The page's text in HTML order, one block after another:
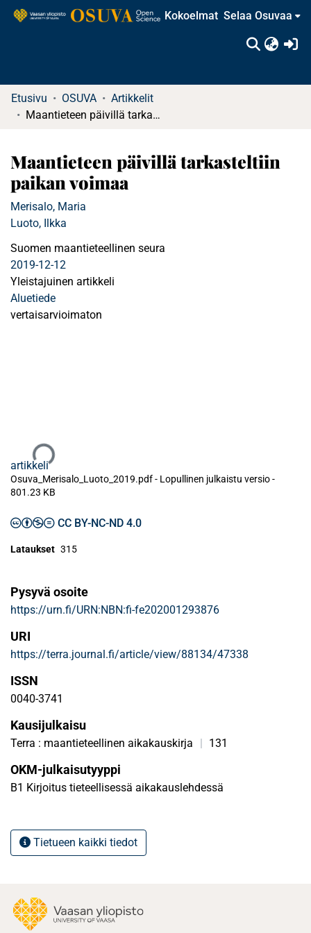
Kokoelmat Selaa Osuvaa
Etusivu OSUVA
Artikkelit
Maantieteen päivillä tarkasteltiin paikan voimaa
Maantieteen päivillä tarkasteltiin
paikan voimaa
Merisalo, Maria
Luoto, Ilkka
Suomen maantieteellinen seura
2019-12-12
Yleistajuinen artikkeli
Aluetiede
vertaisarvioimaton
artikkeli
Osuva_Merisalo_Luoto_2019.pdf - Lopullinen julkaistu versio-
801.23 KB
CC BY-NC-ND 4.0
Lataukset 315
Pysyvä osoite
https://urn.fi/URN:NBN:fi-fe202001293876
URI
https://terra.journal.fi/article/view/88134/47338
ISSN
0040-3741
Kausijulkaisu
Terra : maantieteellinen aikakauskirja 131
OKM-julkaisutyyppi
B1 Kirjoitus tieteellisessä aikakauslehdessä
Tietueen kaikki tiedot